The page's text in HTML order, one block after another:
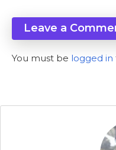
Leave a
You must be logged in